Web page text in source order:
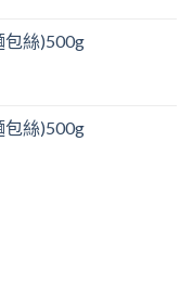
包絲)500g
包絲)500g